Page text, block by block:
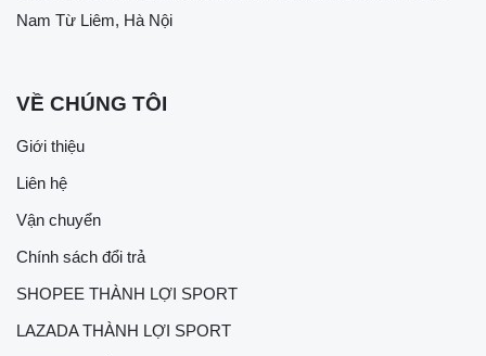
Nam Từ Liêm, Hà Nội
VỀ CHÚNG TÔI
Giới thiệu
Liên hệ
Vận chuyển
Chính sách đổi trả
SHOPEE THÀNH LỢI SPORT
LAZADA THÀNH LỢI SPORT